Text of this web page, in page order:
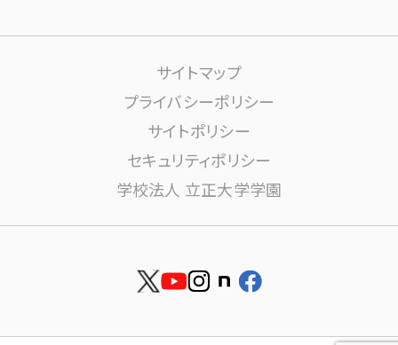
学内ネットワーク環境(りすねっと)
大学施設の利用について
博物館
サイトマップ
プライバシーポリシー
サイトポリシー
セキュリティポリシー
学校法人 立正大学学園